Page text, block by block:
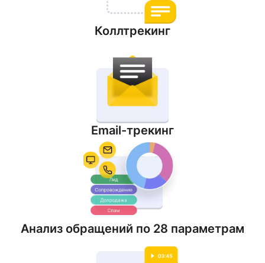
Коллтрекинг
Email-трекинг
Анализ обращений по 28 параметрам